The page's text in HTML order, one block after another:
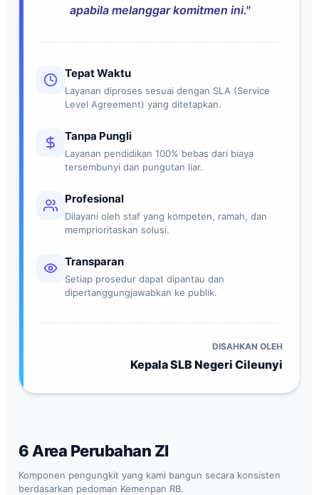
apabila melanggar komitmen ini."
Tepat Waktu
Layanan diproses sesuai dengan SLA (Service
Level Agreement) yang ditetapkan.
Tanpa Pungli
Layanan pendidikan 100% bebas dari biaya
tersembunyi dan pungutan liar.
Profesional
Dilayani oleh staf yang kompeten, ramah, dan
memprioritaskan solusi.
Transparan
Setiap prosedur dapat dipantau dan
dipertanggungjawabkan ke publik.
DISAHKAN OLEH
Kepala SLB Negeri Cileunyi
6 Area Perubahan ZI
Komponen pengungkit yang kami bangun secara konsisten
berdasarkan pedoman Kemenpan RB.